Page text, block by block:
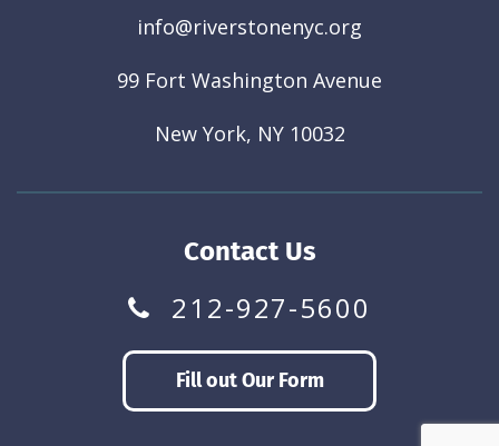
info@riverstonenyc.org
99 Fort Washington Avenue
New York, NY 10032
Contact Us
212-927-5600
Fill out Our Form